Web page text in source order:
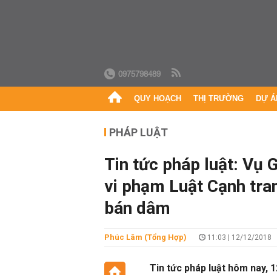
0975798489
QUY HOẠCH THỊ TRƯỜNG DỰ
PHÁP LUẬT
Tin tức pháp luật: Vụ
vi phạm Luật Cạnh
bán dâm
Phúc Lâm (tổng Hợp) 11:03 | 12/12/2018
Tin tức pháp luật hôm nay,